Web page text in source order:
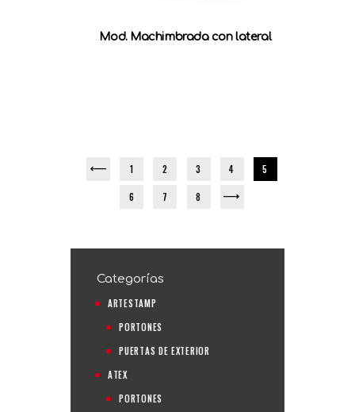
Mod. Machimbrada con lateral
←
1 2 3 4 5
6 7 8
Categorías
ARTESTAMP
PORTONES
PUERTAS DE EXTERIOR
ATEX
PORTONES